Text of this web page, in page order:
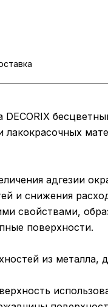
DECORIX
адгезии
и снижения
свойствами,
поверхности.
из металла,